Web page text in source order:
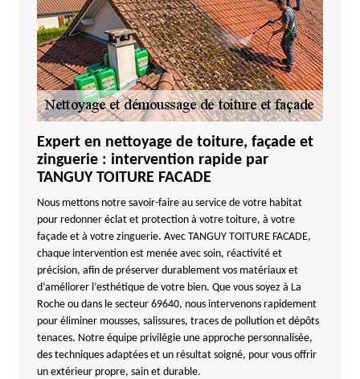
Expert en nettoyage de toiture, façade et
zinguerie : intervention rapide par
TANGUY TOITURE FACADE
Nous mettons notre savoir-faire au service de votre habitat
pour redonner éclat et protection à votre toiture, à votre
façade et à votre zinguerie. Avec TANGUY TOITURE FACADE,
chaque intervention est menée avec soin, réactivité et
précision, afin de préserver durablement vos matériaux et
d’améliorer l’esthétique de votre bien. Que vous soyez à La
Roche ou dans le secteur 69640, nous intervenons rapidement
pour éliminer mousses, salissures, traces de pollution et dépôts
tenaces. Notre équipe privilégie une approche personnalisée,
des techniques adaptées et un résultat soigné, pour vous offrir
un extérieur propre, sain et durable.